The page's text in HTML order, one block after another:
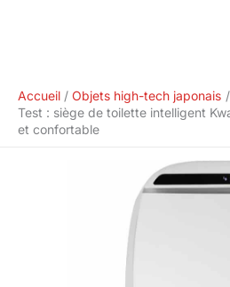
Accueil
Objets high-tech japonais
Test : siège de toilette intelligent
et confortable